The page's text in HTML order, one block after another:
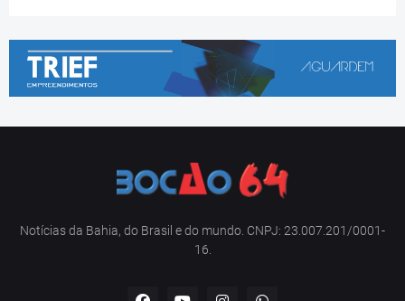
Notícias da Bahia, do Brasil e do mundo. CNPJ: 23.007.201/0001-
16.